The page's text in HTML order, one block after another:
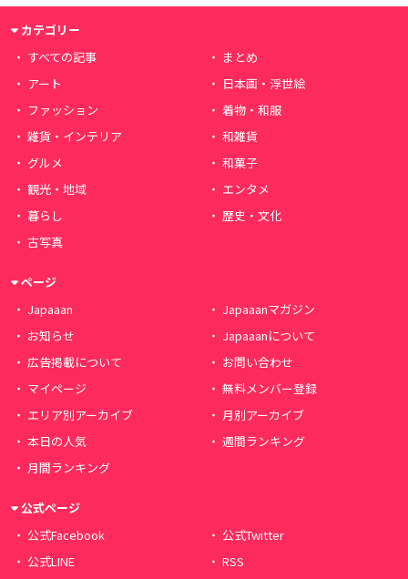
カテゴリー
すべての記事
まとめ
アート
日本画・浮世絵
ファッション
着物・和服
雑貨・インテリア
和雑貨
グルメ
和菓子
観光・地域
エンタメ
暮らし
歴史・文化
古写真
ページ
Japaaan
Japaaanマガジン
お知らせ
Japaaanについて
広告掲載について
お問い合わせ
マイページ
無料メンバー登録
エリア別アーカイブ
月別アーカイブ
本日の人気
週間ランキング
月間ランキング
公式ページ
公式Facebook
公式Twitter
公式LINE
RSS